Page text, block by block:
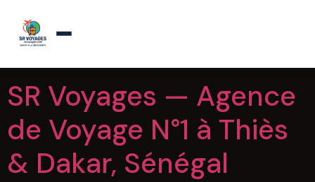
au
contenu
SR Voyages — Agence
de Voyage N°1 à Thiès
& Dakar, Sénégal